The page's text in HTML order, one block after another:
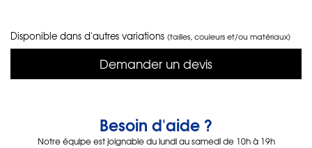
Disponible dans d'autres variations (tailles, couleurs et/ou matériaux)
Demander un devis
Besoin d'aide ?
Notre équipe est joignable du lundi au samedi de 10h à 19h